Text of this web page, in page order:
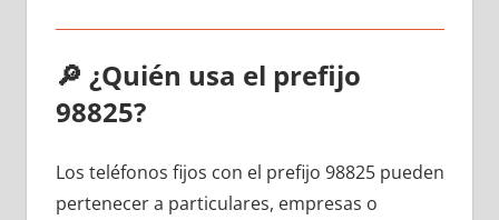
🔎 ¿Quién usa el prefijo
98825?
Los teléfonos fijos сοn el prefijo 98825 pueden
pertenecer а particulares, empresas ο